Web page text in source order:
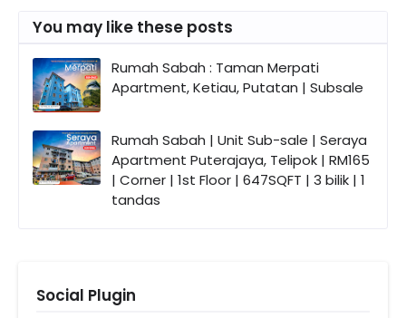
You may like these posts
Rumah Sabah : Taman Merpati
Apartment, Ketiau, Putatan | Subsale
Rumah Sabah | Unit Sub-sale | Seraya
Apartment Puterajaya, Telipok | RM165
| Corner | 1st Floor | 647SQFT | 3 bilik | 1
tandas
Social Plugin